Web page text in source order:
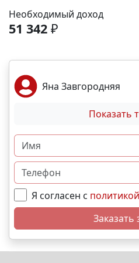
рассрочка от застройщика;
,базовая,IT- ипотека;
Дистанционная покупка.
вас! N2215
Необходимый доход
51 342 ₽
Яна Завгородняя
Показать
Я согласен с
Заказать